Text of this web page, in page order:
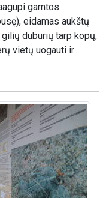
gamtos
eidamas aukštų
duburių tarp kopų,
vietų uogauti ir